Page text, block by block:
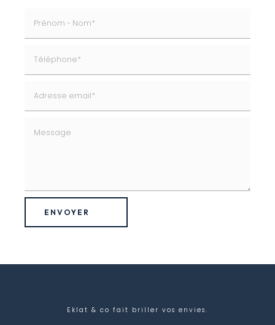
ENVOYER
Eklat & co fait briller vos envies.